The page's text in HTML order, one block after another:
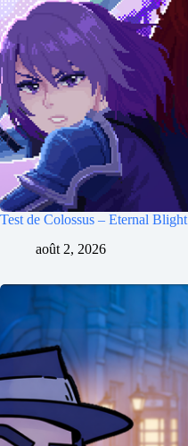
Test de Colossus – Eternal Blight
août 2, 2026